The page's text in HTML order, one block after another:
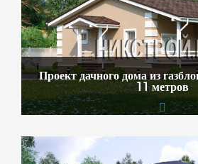
Проект дачного дома из
11 метров